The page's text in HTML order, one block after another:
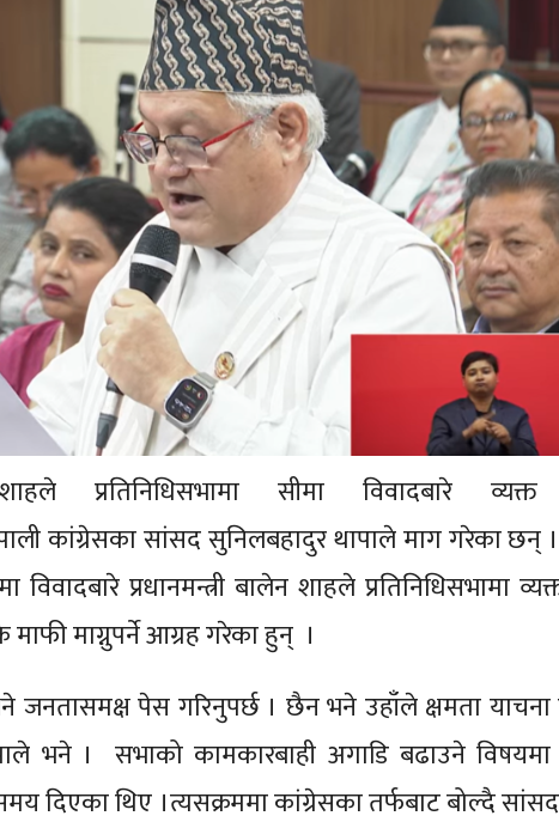
प्रतिनिधिसभामा सीमा विवादबारे
कांग्रेसका सांसद सुनिलबहादुर थापाले माग गरेका छन् ।
प्रधानमन्त्री बालेन शाहले प्रतिनिधिसभामा
माग्नुपर्ने आग्रह गरेका हुन् ।
जनतासमक्ष पेस गरिनुपर्छ । छैन भने उहाँले क्षमता याचना
भने । सभाको कामकारबाही अगाडि बढाउने
दिएका थिए ।त्यसक्रममा कांग्रेसका तर्फबाट बोल्दै